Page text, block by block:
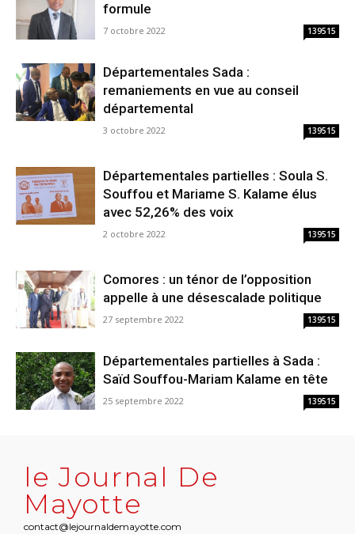
formule
7 octobre 2022 139515
Départementales Sada :
remaniements en vue au conseil
départemental
3 octobre 2022 139515
Départementales partielles : Soula S.
Souffou et Mariame S. Kalame élus
avec 52,26% des voix
2 octobre 2022 139515
Comores : un ténor de l’opposition
appelle à une désescalade politique
27 septembre 2022 139515
Départementales partielles à Sada :
Saïd Souffou-Mariam Kalame en tête
25 septembre 2022 139515
le Journal De
Mayotte
contact@lejournaldemayotte.com